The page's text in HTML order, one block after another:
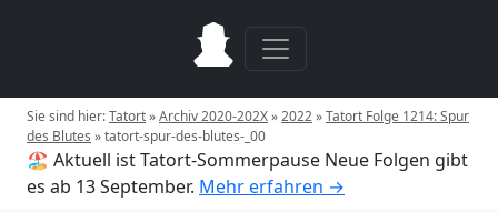
Sie sind hier:Tatort»Archiv 2020-202X»2022»Tatort Folge 1214: Spur
des Blutes »tatort-spur-des-blutes-_00
🏖️ Aktuell ist Tatort-Sommerpause Neue Folgen gibt
es ab 13 September. Mehr erfahren →